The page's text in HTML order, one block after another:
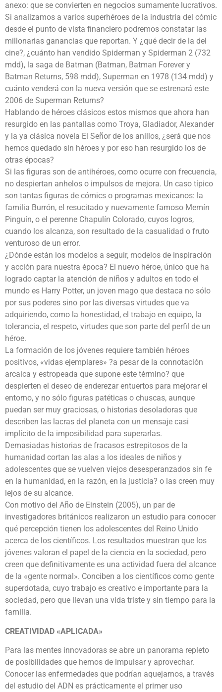
anexo: que se convierten en negocios sumamente lucrativos.
Si analizamos a varios superhéroes de la industria del cómic
desde el punto de vista financiero podremos constatar las
millonarias ganancias que reportan. Y ¿qué decir de la del
cine?, ¿cuánto han vendido Spiderman y Spiderman 2 (732
mdd), la saga de Batman (Batman, Batman Forever y
Batman Returns, 598 mdd), Superman en 1978 (134 mdd) y
cuánto venderá con la nueva versión que se estrenará este
2006 de Superman Returns?
Hablando de héroes clásicos estos mismos que ahora han
resurgido en las pantallas como Troya, Gladiador, Alexander
y la ya clásica novela El Señor de los anillos, ¿será que nos
hemos quedado sin héroes y por eso han resurgido los de
otras épocas?
Si las figuras son de antihéroes, como ocurre con frecuencia,
no despiertan anhelos o impulsos de mejora. Un caso típico
son tantas figuras de cómics o programas mexicanos: la
familia Burrón, el resucitado y nuevamente famoso Memín
Pinguín, o el perenne Chapulín Colorado, cuyos logros,
cuando los alcanza, son resultado de la casualidad o fruto
venturoso de un error.
¿Dónde están los modelos a seguir, modelos de inspiración
y acción para nuestra época? El nuevo héroe, único que ha
logrado captar la atención de niños y adultos en todo el
mundo es Harry Potter, un joven mago que destaca no sólo
por sus poderes sino por las diversas virtudes que va
adquiriendo, como la honestidad, el trabajo en equipo, la
tolerancia, el respeto, virtudes que son parte del perfil de un
héroe.
La formación de los jóvenes requiere también héroes
positivos, «vidas ejemplares» ?a pesar de la connotación
arcaica y estropeada que supone este término? que
despierten el deseo de enderezar entuertos para mejorar el
entorno, y no sólo figuras patéticas o chuscas, aunque
puedan ser muy graciosas, o historias desoladoras que
describen las lacras del planeta con un mensaje casi
implícito de la imposibilidad para superarlas.
Demasiadas historias de fracasos estrepitosos de la
humanidad cortan las alas a los ideales de niños y
adolescentes que se vuelven viejos desesperanzados sin fe
en la humanidad, en la razón, en la justicia? o las creen muy
lejos de su alcance.
Con motivo del Año de Einstein (2005), un par de
investigadores británicos realizaron un estudio para conocer
qué percepción tienen los adolescentes del Reino Unido
acerca de los científicos. Los resultados muestran que los
jóvenes valoran el papel de la ciencia en la sociedad, pero
creen que definitivamente es una actividad fuera del alcance
de la «gente normal». Conciben a los científicos como gente
superdotada, cuyo trabajo es creativo e importante para la
sociedad, pero que llevan una vida triste y sin tiempo para la
familia.
CREATIVIDAD «APLICADA»
Para las mentes innovadoras se abre un panorama repleto
de posibilidades que hemos de impulsar y aprovechar.
Conocer las enfermedades que podrían aquejarnos, a través
del estudio del ADN es prácticamente el primer uso